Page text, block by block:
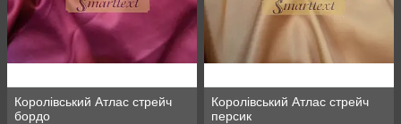
Королівський Атлас стрейч
бордо
Королівський Атлас стрейч
персик